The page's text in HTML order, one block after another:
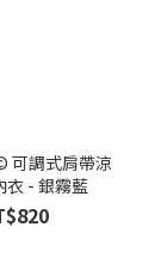
可調式肩帶涼
衣 - 銀霧藍